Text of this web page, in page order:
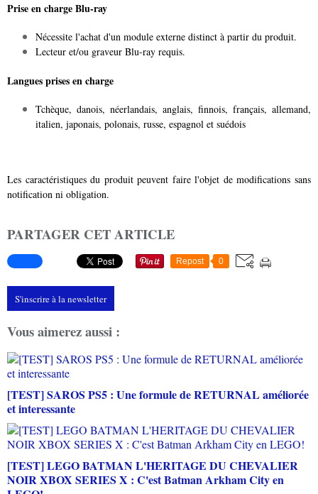
Prise en charge Blu-ray
Nécessite l'achat d'un module externe distinct à partir du produit.
Lecteur et/ou graveur Blu-ray requis.
Langues prises en charge
Tchèque, danois, néerlandais, anglais, finnois, français, allemand,
italien, japonais, polonais, russe, espagnol et suédois
Les caractéristiques du produit peuvent faire l'objet de modifications sans
notification ni obligation.
PARTAGER CET ARTICLE
Repost 0
S'inscrire à la newsletter
Vous aimerez aussi :
[TEST] SAROS PS5 : Une formule de RETURNAL améliorée
et interessante
[TEST] LEGO BATMAN L'HERITAGE DU CHEVALIER
NOIR XBOX SERIES X : C'est Batman Arkham City en